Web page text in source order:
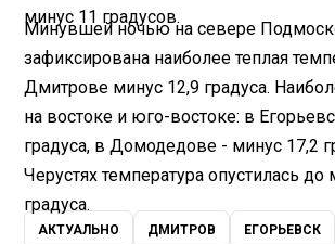
минус 11 градусов.
Минувшей ночью на севере
зафиксирована наиболее теплая
Дмитрове минус 12,9 градуса.
на востоке и юго-востоке: в
градуса, в Домодедове - минус 17,2
Черустях температура опустилась до
градуса.
АКТУАЛЬНО ДМИТРОВ ЕГОРЬЕВСК